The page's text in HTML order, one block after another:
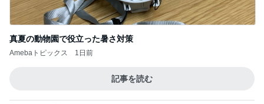
真夏の動物園で役立った暑さ対策
Amebaトピックス 1日前
記事を読む